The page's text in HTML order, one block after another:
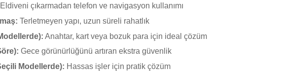
Eldiveni çıkarmadan telefon ve navigasyon kullanımı
Terletmeyen yapı, uzun süreli rahatlık
Anahtar, kart veya bozuk para için ideal çözüm
Gece görünürlüğünü artıran ekstra güvenlik
Modellerde): Hassas işler için pratik çözüm